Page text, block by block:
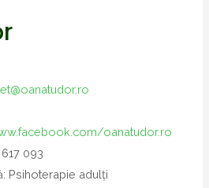
oanatudor.ro
093
Psihoterapie adulți